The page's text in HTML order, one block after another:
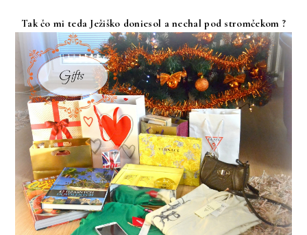
Tak čo mi teda Ježiško doniesol a nechal pod stromčekom ?